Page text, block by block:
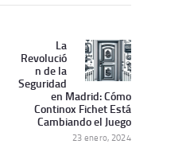
Siguiente
publicación:
La
Revolució
n de la
Seguridad
en Madrid: Cómo
Continox Fichet Está
Cambiando el Juego
23 enero, 2024